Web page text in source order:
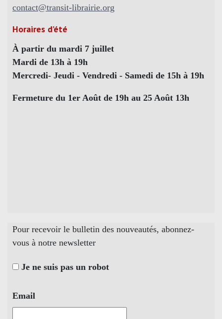
contact@transit-librairie.org
Horaires d’été
À partir du mardi 7 juillet
Mardi de 13h à 19h
Mercredi- Jeudi - Vendredi - Samedi de 15h à 19h
Fermeture du 1er Août de 19h au 25 Août 13h
Pour recevoir le bulletin des nouveautés, abonnez-
vous à notre newsletter
Je ne suis pas un robot
Email